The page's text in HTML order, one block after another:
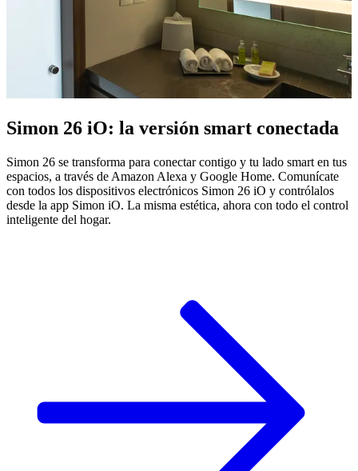
Simon 26 iO: la versión smart conectada
Simon 26 se transforma para conectar contigo y tu lado smart en tus
espacios, a través de Amazon Alexa y Google Home. Comunícate
con todos los dispositivos electrónicos Simon 26 iO y contrólalos
desde la app Simon iO. La misma estética, ahora con todo el control
inteligente del hogar.